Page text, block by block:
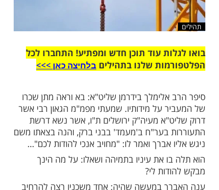
עוד תוכן חדש ומפתיע! התחברו לכל
שלנו בתהיליםבלחיצה כאן >>>​